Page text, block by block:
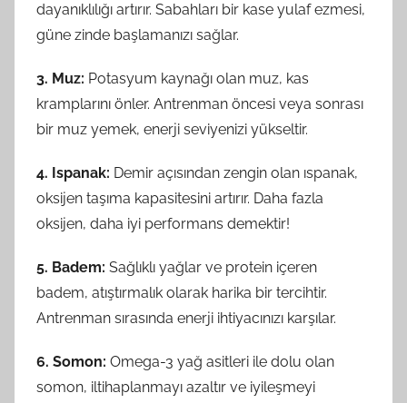
dayanıklılığı artırır. Sabahları bir kase yulaf ezmesi,
güne zinde başlamanızı sağlar.
3. Muz: Potasyum kaynağı olan muz, kas
kramplarını önler. Antrenman öncesi veya sonrası
bir muz yemek, enerji seviyenizi yükseltir.
4. Ispanak: Demir açısından zengin olan ıspanak,
oksijen taşıma kapasitesini artırır. Daha fazla
oksijen, daha iyi performans demektir!
5. Badem: Sağlıklı yağlar ve protein içeren
badem, atıştırmalık olarak harika bir tercihtir.
Antrenman sırasında enerji ihtiyacınızı karşılar.
6. Somon: Omega-3 yağ asitleri ile dolu olan
somon, iltihaplanmayı azaltır ve iyileşmeyi